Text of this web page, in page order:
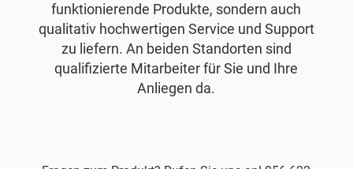
funktionierende Produkte, sondern auch
qualitativ hochwertigen Service und Support
zu liefern. An beiden Standorten sind
qualifizierte Mitarbeiter für Sie und Ihre
Anliegen da.